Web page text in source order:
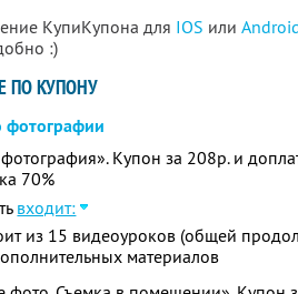
КупиКупона для IOS или
:)
ПО КУПОНУ
Купон за 208р. и
70%
входит:
из 15 видеоуроков (общей
материалов